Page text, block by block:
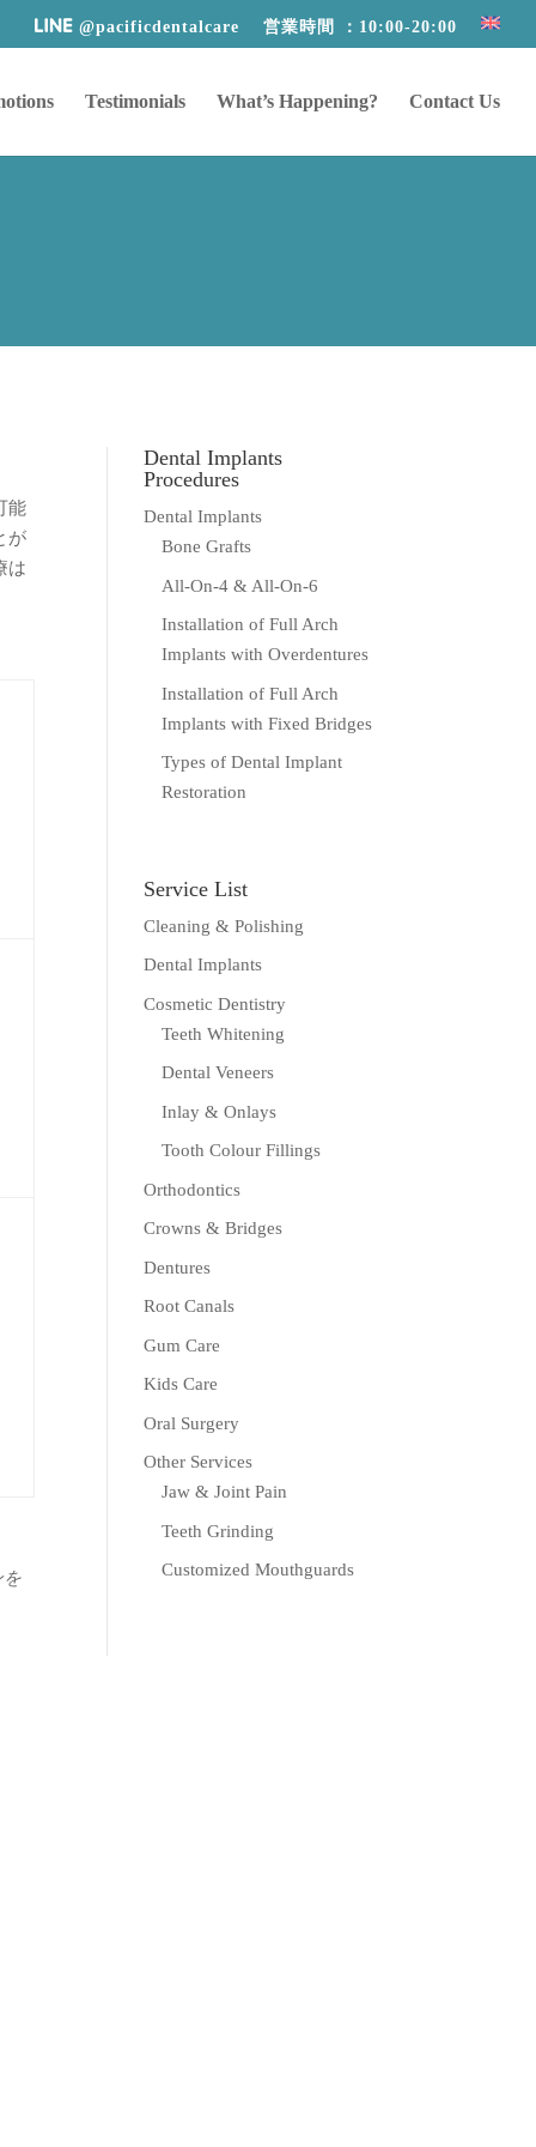
@pacificdentalcare 営業時間 ：10:00-20:00
Testimonials What’s Happening? Contact Us
能
が
は
を
Dental Implants
Procedures
Dental Implants
Bone Grafts
All-On-4 & All-On-6
Installation of Full Arch
Implants with Overdentures
Installation of Full Arch
Implants with Fixed Bridges
Types of Dental Implant
Restoration
Service List
Cleaning & Polishing
Dental Implants
Cosmetic Dentistry
Teeth Whitening
Dental Veneers
Inlay & Onlays
Tooth Colour Fillings
Orthodontics
Crowns & Bridges
Dentures
Root Canals
Gum Care
Kids Care
Oral Surgery
Other Services
Jaw & Joint Pain
Teeth Grinding
Customized Mouthguards